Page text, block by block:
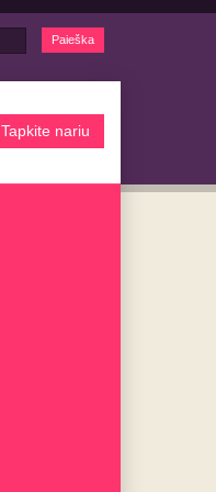
Paieška
Tapkite nariu